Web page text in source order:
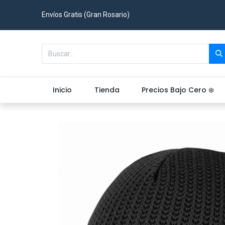
Envíos Gratis (Gran Rosario)
Inicio Tienda Precios Bajo Cero ❄️